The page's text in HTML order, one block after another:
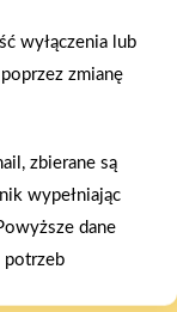
w systemie
Zakupy
całej Polski
wyłączenia lub
zmianę
zbierane są
wypełniając
dane
potrzeb